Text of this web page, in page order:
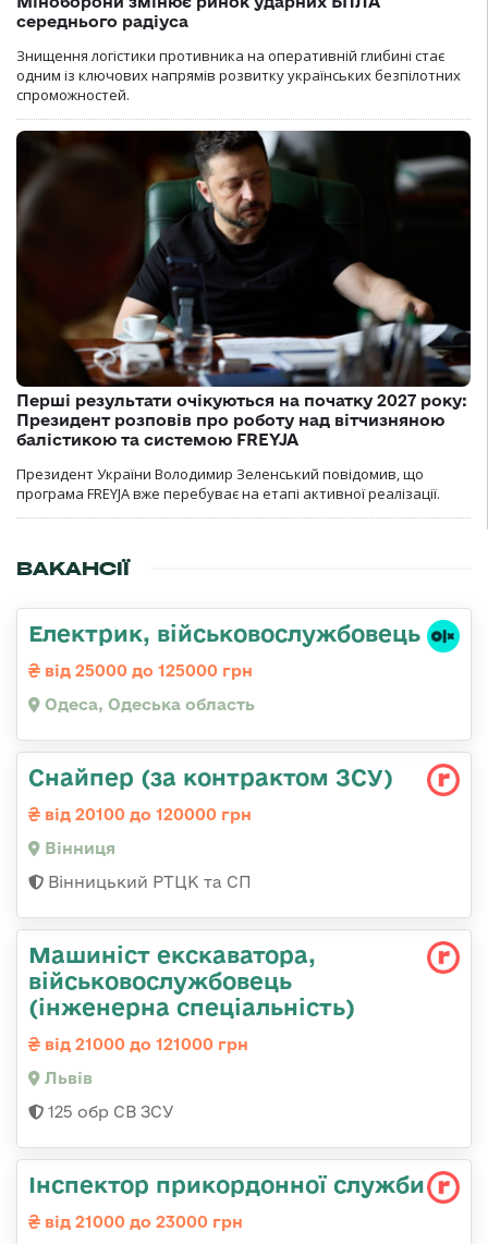
середнього радіуса
Знищення логістики противника на оперативній глибині стає
одним із ключових напрямів розвитку українських безпілотних
спроможностей.
Перші результати очікуються на початку 2027 року:
Президент розповів про роботу над вітчизняною
балістикою та системою FREYJA
Президент України Володимир Зеленський повідомив, що
програма FREYJA вже перебуває на етапі активної реалізації.
ВАКАНСІЇ
Електрик, військовослужбовець
від 25000 до 125000 грн
Одеса, Одеська область
Снайпер (за контрактом ЗСУ)
від 20100 до 120000 грн
Вінниця
Вінницький РТЦК та СП
Машиніст екскаватора,
військовослужбовець
(інженерна спеціальність)
від 21000 до 121000 грн
Львів
125 обр СВ ЗСУ
Інспектор прикордонної служби
від 21000 до 23000 грн